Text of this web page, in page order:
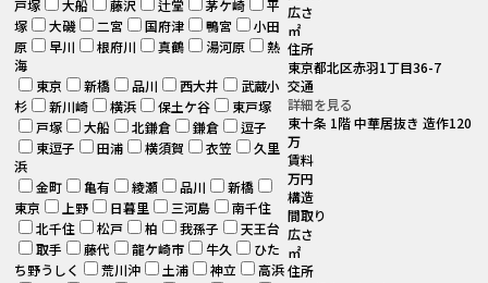
戸塚
大船 藤沢 辻堂 茅ケ崎
平
塚
大磯 二宮 国府津 鴨宮
小田
原
早川 根府川 真鶴 湯河原
熱
海
東京
新橋 品川 西大井
武蔵小
杉
新川崎 横浜 保土ケ谷
東戸塚
戸塚
大船 北鎌倉 鎌倉
逗子
東逗子
田浦 横須賀 衣笠
久里
浜
金町
亀有 綾瀬 品川
新橋
東京
上野 日暮里 三河島
南千住
北千住
松戸 柏 我孫子
天王台
取手
藤代 龍ケ崎市 牛久
ひた
ち野うしく
荒川沖 土浦 神立
高浜
広さ
㎡
住所
東京都北区赤羽1丁目36-7
交通
詳細を見る
東十条 1階 中華居抜き 造作120
万
賃料
万円
構造
間取り
広さ
㎡
住所